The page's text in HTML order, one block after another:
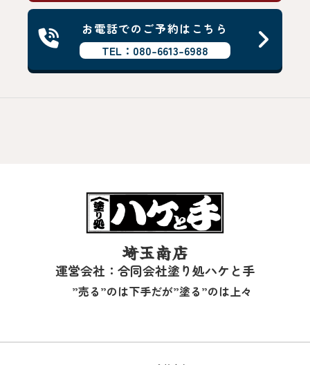
お電話でのご予約はこちら
TEL：080-6613-6988
埼玉南店
運営会社：合同会社塗り処ハケと手
”売る”のは下手だが”塗る”のは上々